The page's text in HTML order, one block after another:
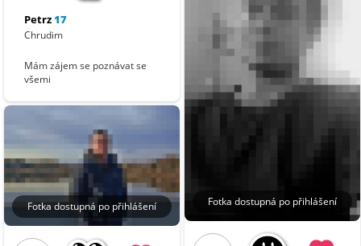
Petrz17
Chrudim
Mám zájem se poznávat se
všemi
Fotka dostupná po přihlášení Fotka dostupná po přihlášení